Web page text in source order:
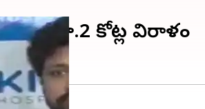
రూ.2 కోట్ల విరాళం